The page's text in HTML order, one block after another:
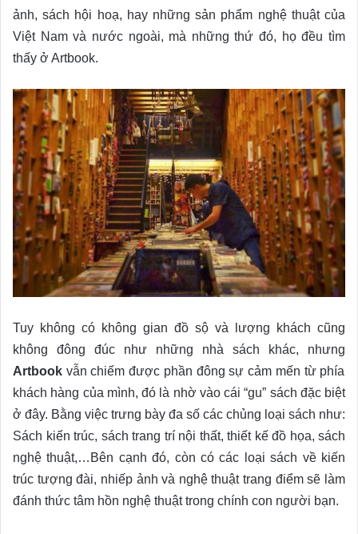
ảnh, sách hội hoạ, hay những sản phẩm nghệ thuật của
Việt Nam và nước ngoài, mà những thứ đó, họ đều tìm
thấy ở Artbook.
Tuy không có không gian đồ sộ và lượng khách cũng
không đông đúc như những nhà sách khác, nhưng
Artbook vẫn chiếm được phần đông sự cảm mến từ phía
khách hàng của mình, đó là nhờ vào cái “gu” sách đặc biệt
ở đây. Bằng việc trưng bày đa số các chủng loại sách như:
Sách kiến trúc, sách trang trí nội thất, thiết kế đồ họa, sách
nghệ thuật,…Bên cạnh đó, còn có các loại sách về kiến
trúc tượng đài, nhiếp ảnh và nghệ thuật trang điểm sẽ làm
đánh thức tâm hồn nghệ thuật trong chính con người bạn.